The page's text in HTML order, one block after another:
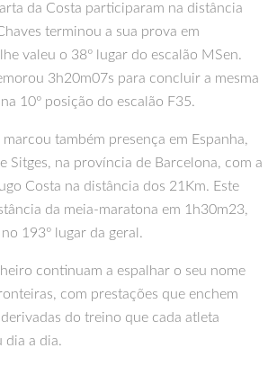
da Costa participaram na distância
terminou a sua prova em
valeu o 38º lugar do escalão MSen.
3h20m07s para concluir a mesma
10º posição do escalão F35.
também presença em Espanha,
Sitges, na província de Barcelona, com a
Costa na distância dos 21Km. Este
da meia-maratona em 1h30m23,
193º lugar da geral.
continuam a espalhar o seu nome
com prestações que enchem
do treino que cada atleta
dia a dia.